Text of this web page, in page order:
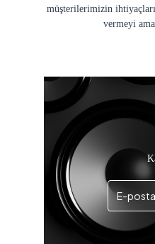
müşterilerimizin
vermeyi